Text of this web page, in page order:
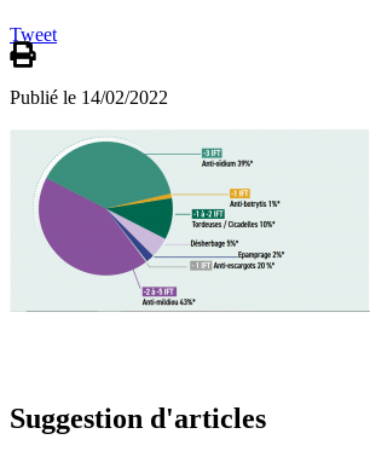
Tweet
Publié le 14/02/2022
Suggestion d'articles